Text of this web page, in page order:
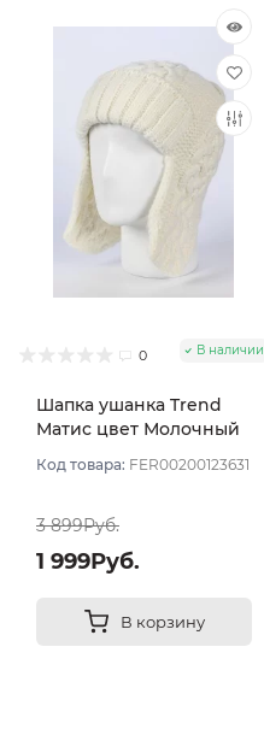
0 В наличии
Шапка ушанка Trend
Матис цвет Молочный
Код товара: FER00200123631
3 899Руб.
1 999Руб.
В корзину